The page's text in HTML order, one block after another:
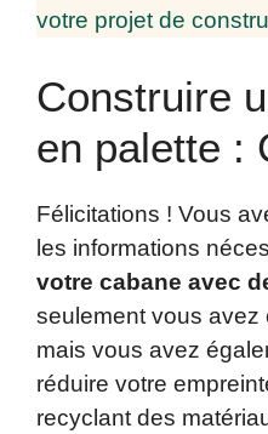
votre projet de
Construire
en palette :
Félicitations ! Vous
les informations
votre cabane avec
seulement vous avez
mais vous avez
réduire votre
recyclant des